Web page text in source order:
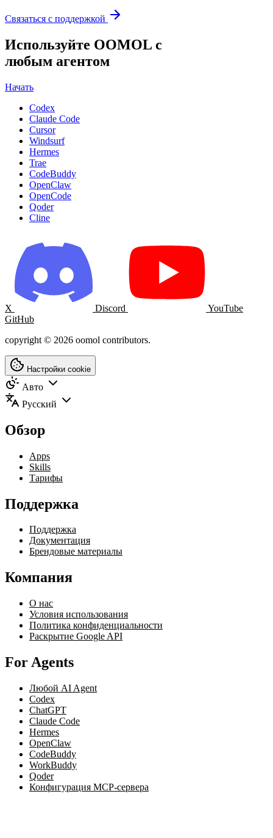
Связаться с поддержкой
Используйте OOMOL с
любым агентом
Начать
Codex
Claude Code
Cursor
Windsurf
Hermes
Trae
CodeBuddy
OpenClaw
OpenCode
Qoder
Cline
X Discord
YouTube
GitHub
copyright © 2026 oomol contributors.
Настройки cookie
Авто
Русский
Обзор
Apps
Skills
Тарифы
Поддержка
Поддержка
Документация
Брендовые материалы
Компания
О нас
Условия использования
Политика конфиденциальности
Раскрытие Google API
For Agents
Любой AI Agent
Codex
ChatGPT
Claude Code
Hermes
OpenClaw
CodeBuddy
WorkBuddy
Qoder
Конфигурация MCP-сервера